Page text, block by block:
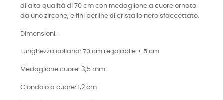
di alta qualità di 70 cm con medaglione a cuore ornato
da uno zircone, e fini perline di cristallo nero sfaccettato.
Dimensioni:
Lunghezza collana: 70 cm regolabile + 5 cm
Medaglione cuore: 3,5 mm
Ciondolo a cuore: 1,2 cm